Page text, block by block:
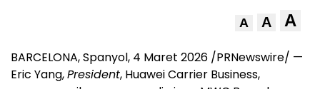
A A A
BARCELONA, Spanyol, 4 Maret 2026 /PRNewswire/ —
Eric Yang,President, Huawei Carrier Business,